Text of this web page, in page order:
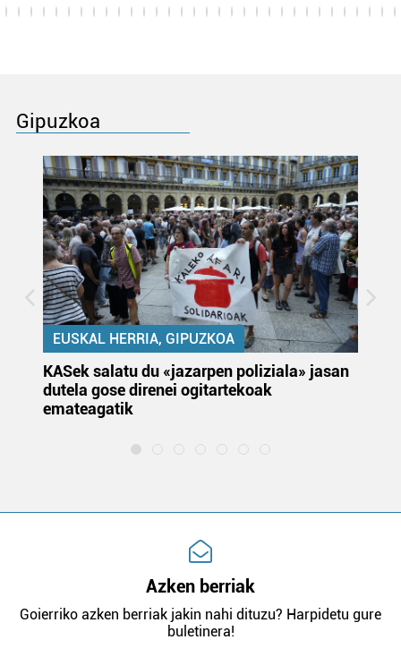
Gipuzkoa
EUSKAL HERRIA, GIPUZKOA
KASek salatu du «jazarpen poliziala» jasan
dutela gose direnei ogitartekoak
emateagatik
Azken berriak
Goierriko azken berriak jakin nahi dituzu? Harpidetu gure
buletinera!